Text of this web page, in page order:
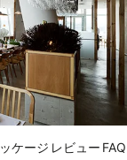
ケージ レビュー FAQ